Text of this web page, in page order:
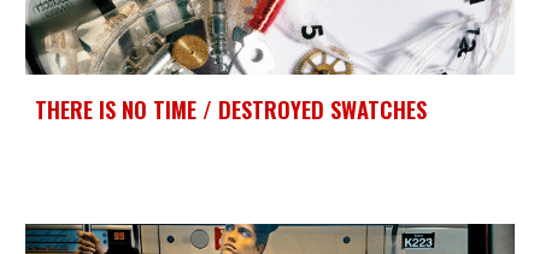
THERE IS NO TIME / DESTROYED SWATCHES